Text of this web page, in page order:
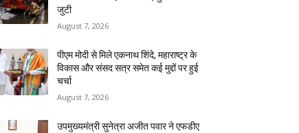
जुटी
August 7, 2026
पीएम मोदी से मिले एकनाथ शिंदे, महाराष्ट्र के
विकास और संसद सत्र समेत कई मुद्दों पर हुई
चर्चा
August 7, 2026
उपमुख्यमंत्री सुनेत्रा अजीत पवार ने एफडीए